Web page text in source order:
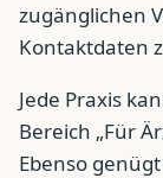
zugänglichen
Kontaktdaten
Jede Praxis
Bereich „Für
Ebenso